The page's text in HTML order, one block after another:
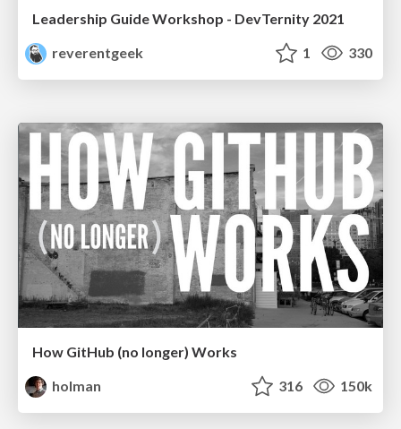
Leadership Guide Workshop - DevTernity 2021
reverentgeek
1 330
How GitHub (no longer) Works
holman
316 150k